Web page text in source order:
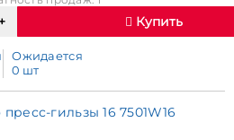
Купить
Ожидается
0 шт
гильзы 16 7501W16